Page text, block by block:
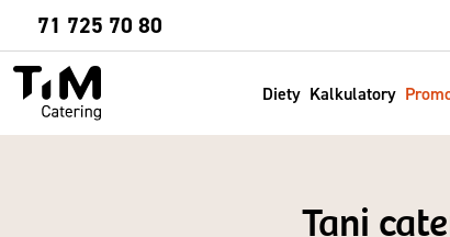
71 725 70 80
Diety Kalkulatory
Sprawdź
Tani